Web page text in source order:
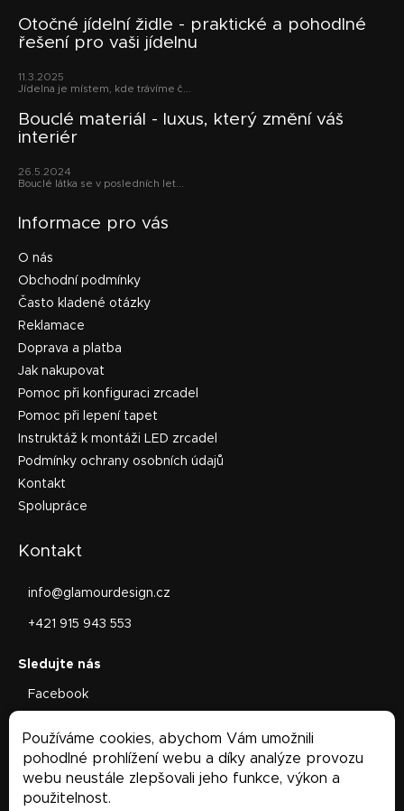
Používáme cookies, abychom Vám umožnili
pohodlné prohlížení webu a díky analýze provozu
webu neustále zlepšovali jeho funkce, výkon a
použitelnost.
ý
Otočné jídelní židle - praktické a pohodlné
řešení pro vaši jídelnu
11.3.2025
Jídelna je místem, kde trávíme č...
Bouclé materiál - luxus, který změní váš
interiér
26.5.2024
Bouclé látka se v posledních let...
Informace pro vás
O nás
Obchodní podmínky
Často kladené otázky
Reklamace
Doprava a platba
Jak nakupovat
Pomoc při konfiguraci zrcadel
Pomoc při lepení tapet
Instruktáž k montáži LED zrcadel
Podmínky ochrany osobních údajů
Kontakt
Spolupráce
Kontakt
info@glamourdesign.cz
+421 915 943 553
Facebook
Facebook